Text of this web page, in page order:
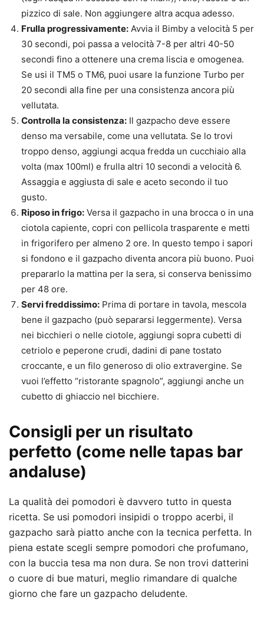
pizzico di sale. Non aggiungere altra acqua adesso.
Frulla progressivamente: Avvia il Bimby a velocità 5 per
30 secondi, poi passa a velocità 7-8 per altri 40-50
secondi fino a ottenere una crema liscia e omogenea.
Se usi il TM5 o TM6, puoi usare la funzione Turbo per
20 secondi alla fine per una consistenza ancora più
vellutata.
Controlla la consistenza: Il gazpacho deve essere
denso ma versabile, come una vellutata. Se lo trovi
troppo denso, aggiungi acqua fredda un cucchiaio alla
volta (max 100ml) e frulla altri 10 secondi a velocità 6.
Assaggia e aggiusta di sale e aceto secondo il tuo
gusto.
Riposo in frigo: Versa il gazpacho in una brocca o in una
ciotola capiente, copri con pellicola trasparente e metti
in frigorifero per almeno 2 ore. In questo tempo i sapori
si fondono e il gazpacho diventa ancora più buono. Puoi
prepararlo la mattina per la sera, si conserva benissimo
per 48 ore.
Servi freddissimo: Prima di portare in tavola, mescola
bene il gazpacho (può separarsi leggermente). Versa
nei bicchieri o nelle ciotole, aggiungi sopra cubetti di
cetriolo e peperone crudi, dadini di pane tostato
croccante, e un filo generoso di olio extravergine. Se
vuoi l’effetto “ristorante spagnolo”, aggiungi anche un
cubetto di ghiaccio nel bicchiere.
Consigli per un risultato
perfetto (come nelle tapas bar
andaluse)
La qualità dei pomodori è davvero tutto in questa
ricetta. Se usi pomodori insipidi o troppo acerbi, il
gazpacho sarà piatto anche con la tecnica perfetta. In
piena estate scegli sempre pomodori che profumano,
con la buccia tesa ma non dura. Se non trovi datterini
o cuore di bue maturi, meglio rimandare di qualche
giorno che fare un gazpacho deludente.